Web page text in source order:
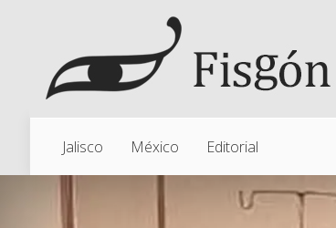
Jalisco México Editorial